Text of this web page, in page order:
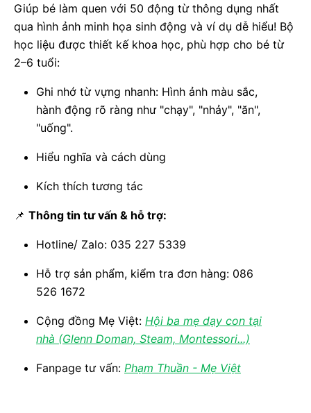
Giúp bé làm quen với 50 động từ thông dụng nhất
qua hình ảnh minh họa sinh động và ví dụ dễ hiểu! Bộ
học liệu được thiết kế khoa học, phù hợp cho bé từ
2–6 tuổi:
Ghi nhớ từ vựng nhanh: Hình ảnh màu sắc,
hành động rõ ràng như "chạy", "nhảy", "ăn",
"uống".
Hiểu nghĩa và cách dùng
Kích thích tương tác
📌 Thông tin tư vấn & hỗ trợ:
Hotline/ Zalo: 035 227 5339
Hỗ trợ sản phẩm, kiểm tra đơn hàng: 086
526 1672
Cộng đồng Mẹ Việt: Hội ba mẹ dạy con tại
nhà (Glenn Doman, Steam, Montessori...)
Fanpage tư vấn: Phạm Thuần - Mẹ Việt